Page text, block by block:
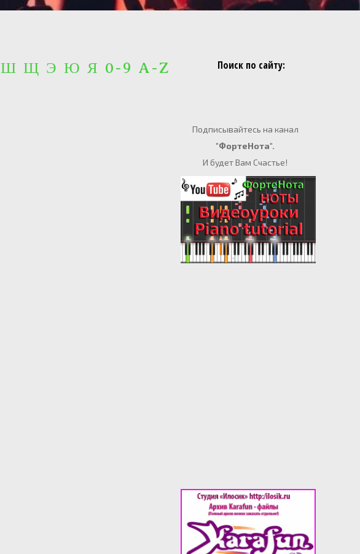
Поиск по сайту:
Подписывайтесь на канал
"ФортеНота".
И будет Вам Счастье!
Щ Э Ю Я 0-9 A-Z